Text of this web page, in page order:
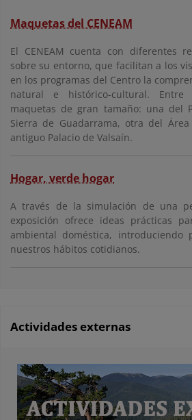
Maquetas del CENEAM
El CENEAM cuenta con diferentes
sobre su entorno, que facilitan a los
en los programas del Centro la
natural e histórico-cultural. Entre
maquetas de gran tamaño: una del
Sierra de Guadarrama, otra del
antiguo Palacio de Valsaín.
Hogar, verde hogar
A través de la simulación de una
exposición ofrece ideas prácticas
ambiental doméstica, introduciendo
nuestros hábitos cotidianos.
Actividades externas